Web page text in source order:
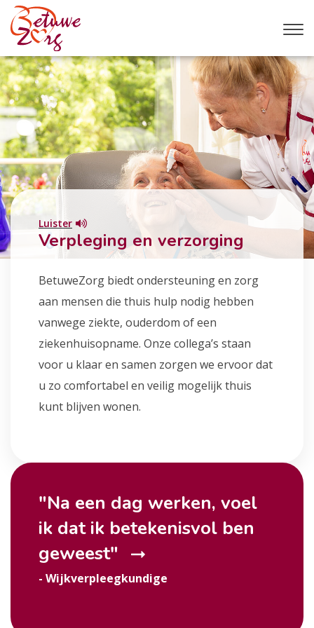
Luister
Verpleging en verzorging
BetuweZorg biedt ondersteuning en zorg
aan mensen die thuis hulp nodig hebben
vanwege ziekte, ouderdom of een
ziekenhuisopname. Onze collega’s staan
voor u klaar en samen zorgen we ervoor dat
u zo comfortabel en veilig mogelijk thuis
kunt blijven wonen.
"Na een dag werken, voel
ik dat ik betekenisvol ben
geweest"
- Wijkverpleegkundige